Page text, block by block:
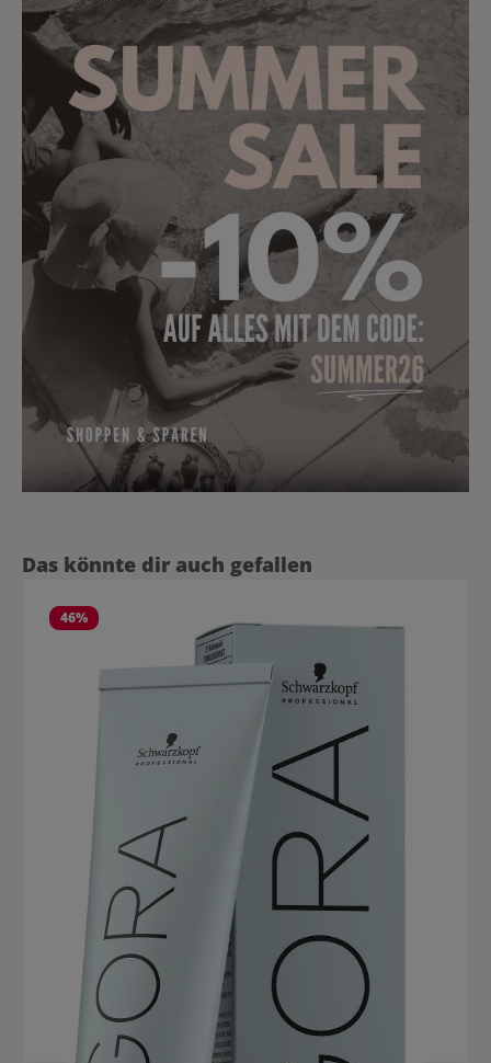
Produktgalerie überspringen
Das könnte dir auch gefallen
46%